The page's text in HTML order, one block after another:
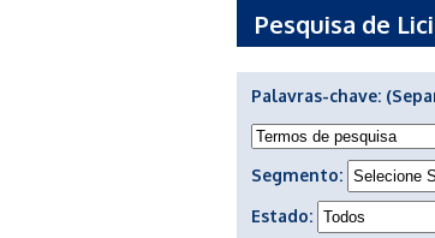
Pesquisa de
Palavras-chave:
Segmento:
Estado: